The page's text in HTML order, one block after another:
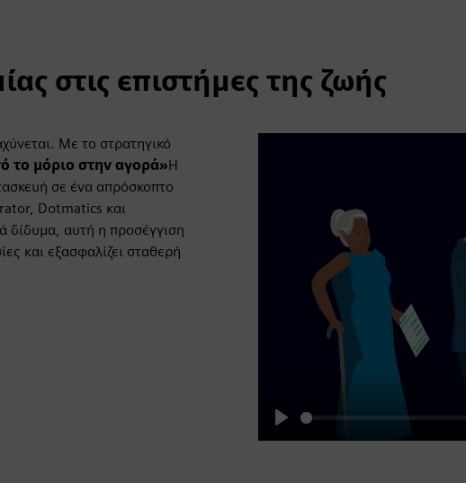
στις επιστήμες της ζωής
Με το στρατηγικό
το μόριο στην αγορά»Η
σε ένα απρόσκοπτο
Dotmatics και
δίδυμα, αυτή η προσέγγιση
και εξασφαλίζει σταθερή
Play